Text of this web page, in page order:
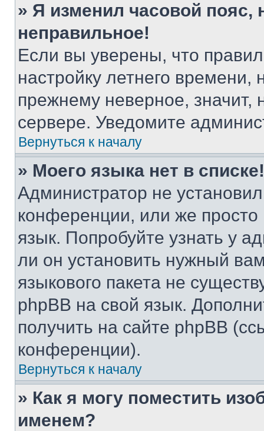
» Я изменил часовой пояс,
неправильное!
Если вы уверены, что
настройку летнего
прежнему неверное, значит,
сервере. Уведомите
Вернуться к началу
» Моего языка нет в списке!
Администратор не
конференции, или же
язык. Попробуйте узнать у
ли он установить нужный
языкового пакета не
phpBB на свой язык.
получить на сайте phpBB
конференции).
Вернуться к началу
» Как я могу поместить
именем?